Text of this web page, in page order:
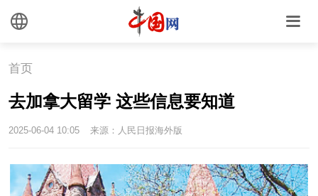
首页
去加拿大留学 这些信息要知道
2025-06-04 10:05 来源：人民日报海外版